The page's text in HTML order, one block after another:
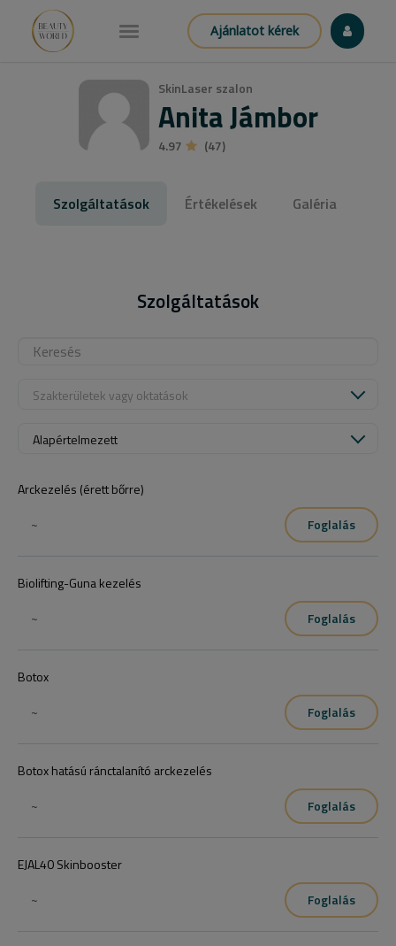
Ajánlatot kérek
SkinLaser szalon
Anita Jámbor
4.97 (47)
Szolgáltatások Értékelések Galéria
Szolgáltatások
Szakterületek vagy oktatások
Alapértelmezett
Arckezelés (érett bőrre)
~
Foglalás
Biolifting-Guna kezelés
~
Foglalás
Botox
~
Foglalás
Botox hatású ránctalanító arckezelés
~
Foglalás
EJAL40 Skinbooster
~
Foglalás